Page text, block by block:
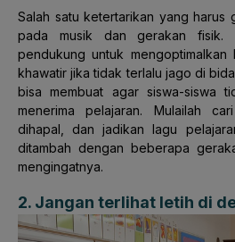
Salah satu ketertarikan yang harus
pada musik dan gerakan fisik.
pendukung untuk
khawatir jika tidak terlalu jago di
bisa membuat agar siswa-siswa
menerima pelajaran. Mulailah
dihapal, dan jadikan lagu
ditambah dengan beberapa
mengingatnya.
2. Jangan terlihat letih di